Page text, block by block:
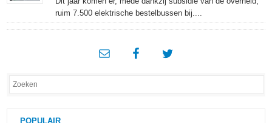
ruim 7.500 elektrische bestelbussen bij....
POPULAIR